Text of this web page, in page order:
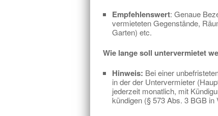
Empfehlenswert: Genaue
vermieteten Gegenstände,
Garten) etc.
Wie lange soll untervermietet
Hinweis: Bei einer
in der der Untervermieter
jederzeit monatlich, mit
kündigen (§ 573 Abs. 3 BGB